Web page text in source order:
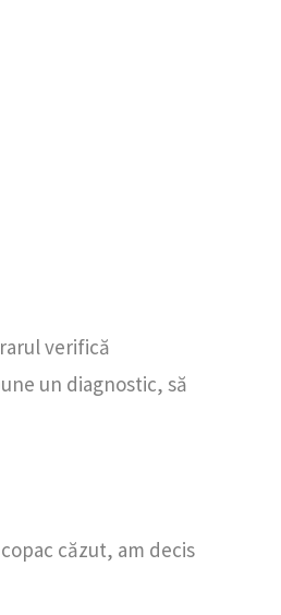
verifică
un diagnostic, să
căzut, am decis